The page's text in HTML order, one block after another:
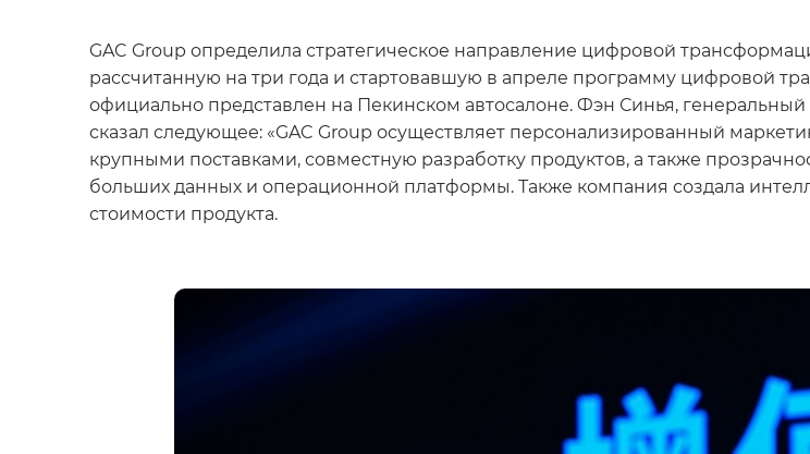
GAC Group определила стратегическое направление цифровой
рассчитанную на три года и стартовавшую в апреле программу цифровой
официально представлен на Пекинском автосалоне. Фэн Синья,
сказал следующее: «GAC Group осуществляет персонализированный
крупными поставками, совместную разработку продуктов, а также
больших данных и операционной платформы. Также компания создала
стоимости продукта.